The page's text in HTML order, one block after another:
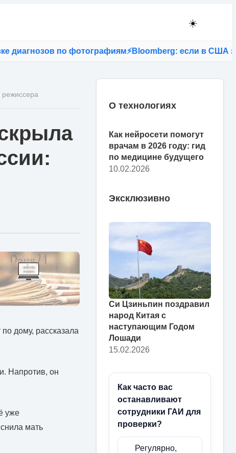
☀️
по фотографиям⚡Bloomberg: если в США
режиссера
дому, рассказала
Напротив, он
уже
мать
О технологиях
Как нейросети помогут
врачам в 2026 году: гид
по медицине будущего
10.02.2026
Эксклюзивно
Си Цзиньпин поздравил
народ Китая с
наступающим Годом
Лошади
15.02.2026
Как часто вас
останавливают
сотрудники ГАИ для
проверки?
Регулярно,